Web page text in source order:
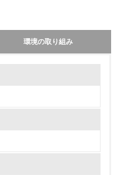
環境の取り組み